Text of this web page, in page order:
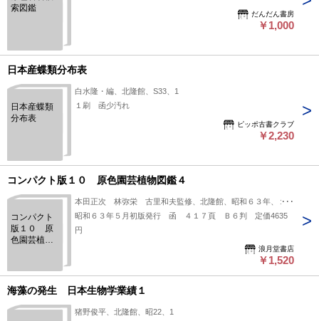
索図鑑
だんだん書房
￥1,000
日本産蝶類分布表
日本産蝶類
分布表
白水隆・編、北隆館、S33、1
１刷 函少汚れ
ピッポ古書クラブ
￥2,230
コンパクト版１０ 原色園芸植物図鑑４
コンパクト
版１０ 原
色園芸植物
本田正次 林弥栄 古里和夫監修、北隆館、昭和６３年、１冊
昭和６３年５月初版発行 函 ４１７頁 Ｂ６判 定価4635
円
浪月堂書店
￥1,520
海藻の発生 日本生物学業績１
猪野俊平、北隆館、昭22、1